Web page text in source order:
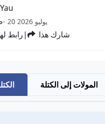
- 20 يوليو 2026
رابط| شارك هذا
المولات إلى الكتلة